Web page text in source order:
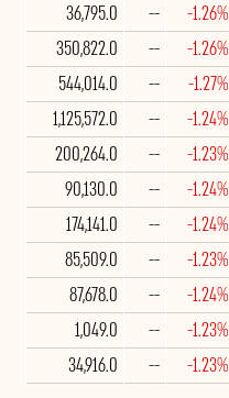
-1.26%
--
36,795.0
-1.26%
--
350,822.0
-1.27%
--
544,014.0
-1.24%
--
1,125,572.0
-1.23%
--
200,264.0
-1.24%
--
90,130.0
-1.24%
--
174,141.0
-1.23%
--
85,509.0
-1.24%
--
87,678.0
-1.23%
--
1,049.0
-1.23%
--
34,916.0